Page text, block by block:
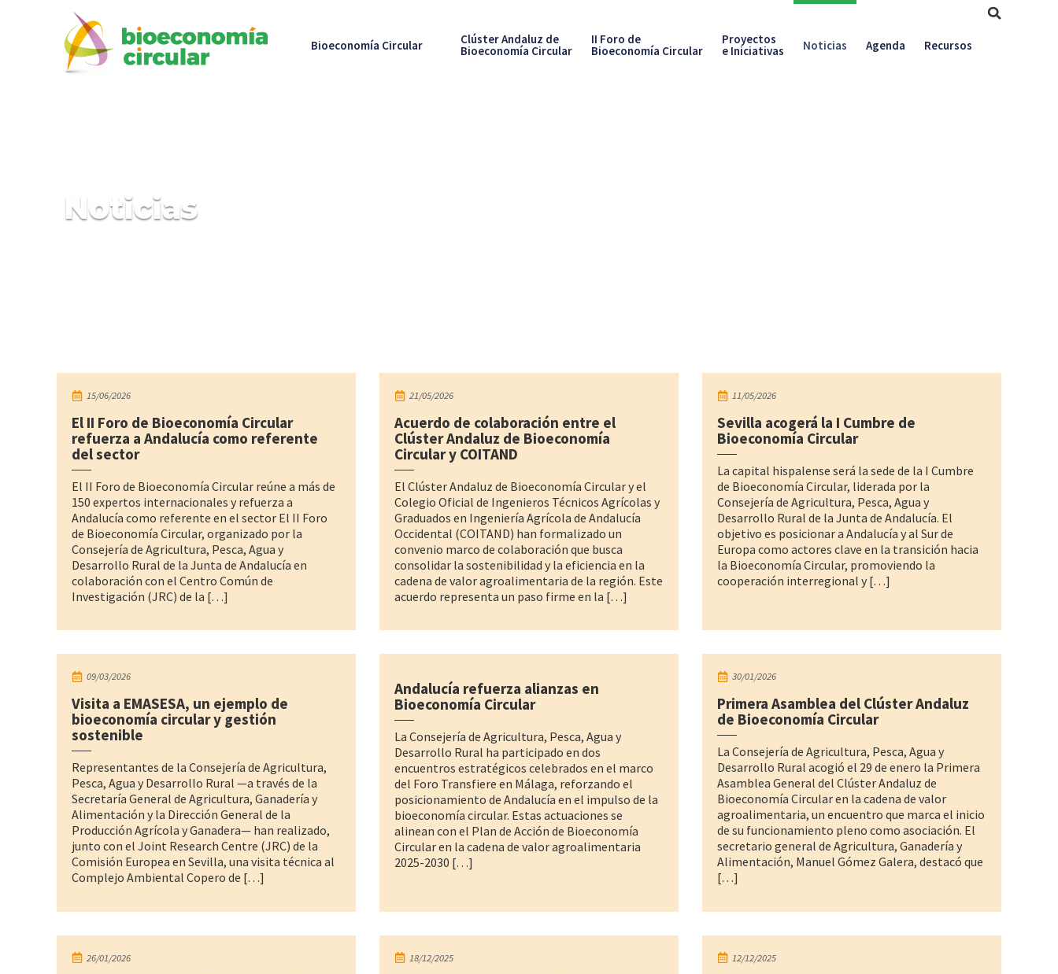
Bioeconomía Circular Clúster Andaluz de
Bioeconomía Circular
II Foro de
Bioeconomía Circular
Proyectos
e Iniciativas Noticias Agenda Recursos
Noticias
15/06/2026
El II Foro de Bioeconomía Circular
refuerza a Andalucía como referente
del sector
El II Foro de Bioeconomía Circular reúne a más de
150 expertos internacionales y refuerza a
Andalucía como referente en el sector El II Foro
de Bioeconomía Circular, organizado por la
Consejería de Agricultura, Pesca, Agua y
Desarrollo Rural de la Junta de Andalucía en
colaboración con el Centro Común de
Investigación (JRC) de la […]
21/05/2026
Acuerdo de colaboración entre el
Clúster Andaluz de Bioeconomía
Circular y COITAND
El Clúster Andaluz de Bioeconomía Circular y el
Colegio Oficial de Ingenieros Técnicos Agrícolas y
Graduados en Ingeniería Agrícola de Andalucía
Occidental (COITAND) han formalizado un
convenio marco de colaboración que busca
consolidar la sostenibilidad y la eficiencia en la
cadena de valor agroalimentaria de la región. Este
acuerdo representa un paso firme en la […]
11/05/2026
Sevilla acogerá la I Cumbre de
Bioeconomía Circular
La capital hispalense será la sede de la I Cumbre
de Bioeconomía Circular, liderada por la
Consejería de Agricultura, Pesca, Agua y
Desarrollo Rural de la Junta de Andalucía. El
objetivo es posicionar a Andalucía y al Sur de
Europa como actores clave en la transición hacia
la Bioeconomía Circular, promoviendo la
cooperación interregional y […]
09/03/2026
Visita a EMASESA, un ejemplo de
bioeconomía circular y gestión
sostenible
Representantes de la Consejería de Agricultura,
Pesca, Agua y Desarrollo Rural —a través de la
Secretaría General de Agricultura, Ganadería y
Alimentación y la Dirección General de la
Producción Agrícola y Ganadera— han realizado,
junto con el Joint Research Centre (JRC) de la
Comisión Europea en Sevilla, una visita técnica al
Complejo Ambiental Copero de […]
Andalucía refuerza alianzas en
Bioeconomía Circular
La Consejería de Agricultura, Pesca, Agua y
Desarrollo Rural ha participado en dos
encuentros estratégicos celebrados en el marco
del Foro Transfiere en Málaga, reforzando el
posicionamiento de Andalucía en el impulso de la
bioeconomía circular. Estas actuaciones se
alinean con el Plan de Acción de Bioeconomía
Circular en la cadena de valor agroalimentaria
2025-2030 […]
30/01/2026
Primera Asamblea del Clúster Andaluz
de Bioeconomía Circular
La Consejería de Agricultura, Pesca, Agua y
Desarrollo Rural acogió el 29 de enero la Primera
Asamblea General del Clúster Andaluz de
Bioeconomía Circular en la cadena de valor
agroalimentaria, un encuentro que marca el inicio
de su funcionamiento pleno como asociación. El
secretario general de Agricultura, Ganadería y
Alimentación, Manuel Gómez Galera, destacó que
[…]
26/01/2026 18/12/2025 12/12/2025